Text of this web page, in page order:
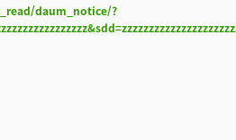
daum_notice/?